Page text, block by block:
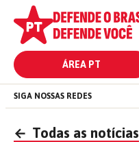
ÁREA PT
SIGA NOSSAS REDES
← Todas as notícias